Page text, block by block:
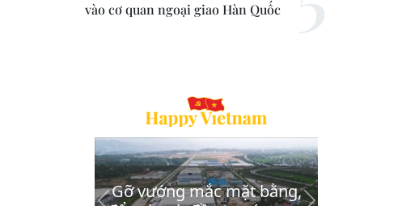
vào cơ quan ngoại giao Hàn Quốc